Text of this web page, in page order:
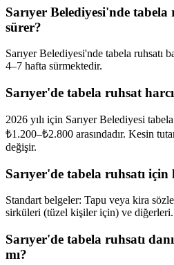
Sarıyer Belediyesi'nde
sürer?
Sarıyer Belediyesi'nde tabela ruhsatı
4–7 hafta sürmektedir.
Sarıyer'de tabela ruhsat
2026 yılı için Sarıyer Belediyesi
₺1.200–₺2.800 arasındadır. Kesin
değişir.
Sarıyer'de tabela ruhsatı
Standart belgeler: Tapu veya kira
sirküleri (tüzel kişiler için) ve diğerleri.
Sarıyer'de tabela ruhsatı
mı?